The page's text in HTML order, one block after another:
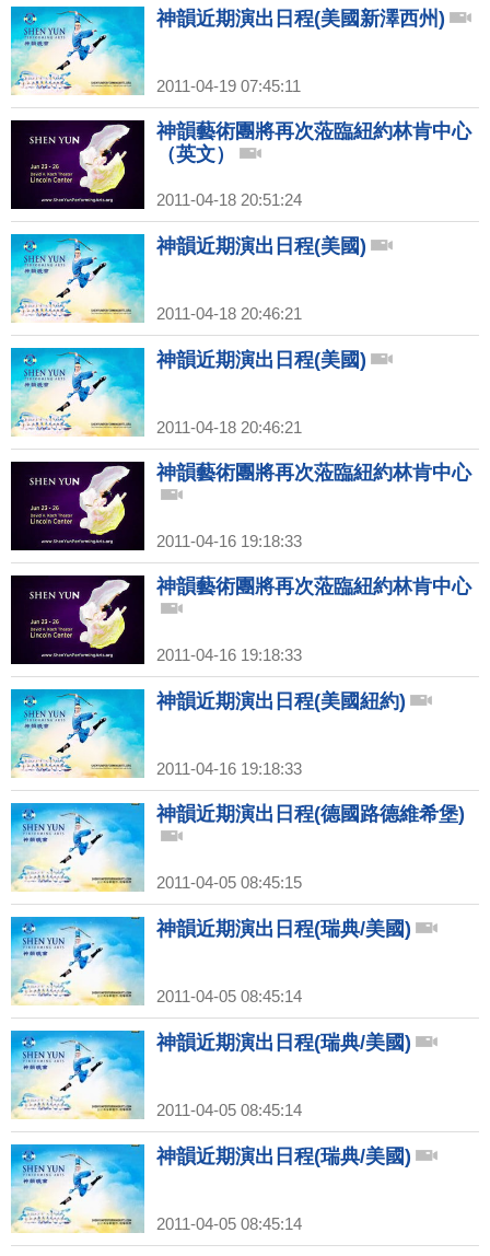
神韻近期演出日程(美國新澤西州)
2011-04-19 07:45:11
神韻藝術團將再次蒞臨紐約林肯中心
（英文）
2011-04-18 20:51:24
神韻近期演出日程(美國)
2011-04-18 20:46:21
神韻近期演出日程(美國)
2011-04-18 20:46:21
神韻藝術團將再次蒞臨紐約林肯中心
2011-04-16 19:18:33
神韻藝術團將再次蒞臨紐約林肯中心
2011-04-16 19:18:33
神韻近期演出日程(美國紐約)
2011-04-16 19:18:33
神韻近期演出日程(德國路德維希堡)
2011-04-05 08:45:15
神韻近期演出日程(瑞典/美國)
2011-04-05 08:45:14
神韻近期演出日程(瑞典/美國)
2011-04-05 08:45:14
神韻近期演出日程(瑞典/美國)
2011-04-05 08:45:14